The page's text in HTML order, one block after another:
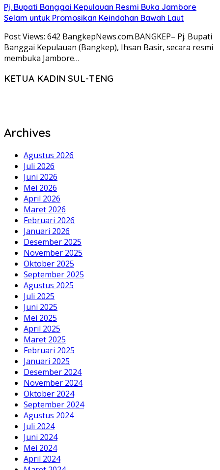
Pj. Bupati Banggai Kepulauan Resmi Buka Jambore
Selam untuk Promosikan Keindahan Bawah Laut
Post Views: 642 BangkepNews.com.BANGKEP– Pj. Bupati
Banggai Kepulauan (Bangkep), Ihsan Basir, secara resmi
membuka Jambore…
KETUA KADIN SUL-TENG
Archives
Agustus 2026
Juli 2026
Juni 2026
Mei 2026
April 2026
Maret 2026
Februari 2026
Januari 2026
Desember 2025
November 2025
Oktober 2025
September 2025
Agustus 2025
Juli 2025
Juni 2025
Mei 2025
April 2025
Maret 2025
Februari 2025
Januari 2025
Desember 2024
November 2024
Oktober 2024
September 2024
Agustus 2024
Juli 2024
Juni 2024
Mei 2024
April 2024